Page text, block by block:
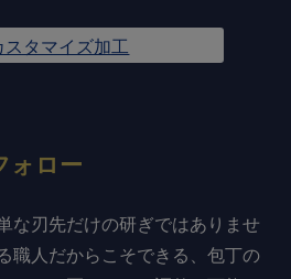
スタマイズ加工
ォロー
な刃先だけの研ぎではありませ
職人だからこそできる、包丁の